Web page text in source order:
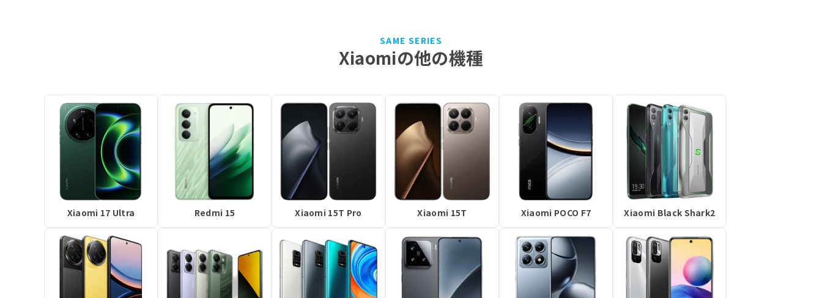
SAME SERIES
Xiaomiの他の機種
Xiaomi 17 Ultra Redmi 15 Xiaomi 15T Pro Xiaomi 15T Xiaomi POCO F7 Xiaomi Black Shark2